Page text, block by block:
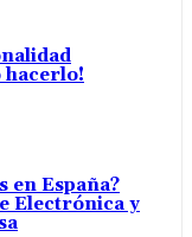
hacerlo!
en España?
Electrónica y